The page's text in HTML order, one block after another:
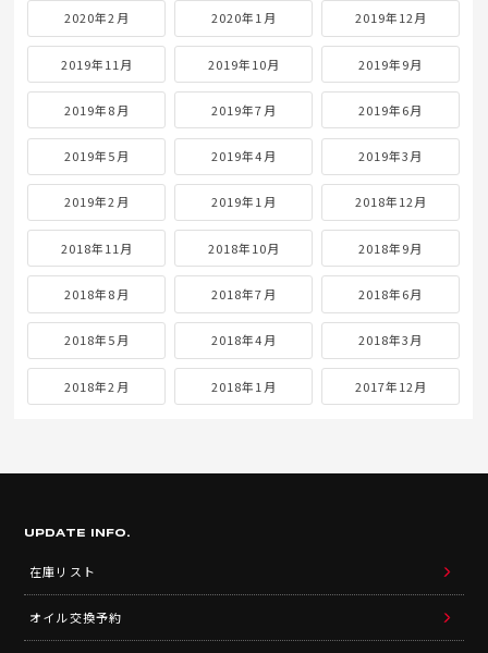
2020年2月 2020年1月 2019年12月
2019年11月 2019年10月 2019年9月
2019年8月 2019年7月 2019年6月
2019年5月 2019年4月 2019年3月
2019年2月 2019年1月 2018年12月
2018年11月 2018年10月 2018年9月
2018年8月 2018年7月 2018年6月
2018年5月 2018年4月 2018年3月
2018年2月 2018年1月 2017年12月
UPDATE INFO.
在庫リスト
オイル交換予約